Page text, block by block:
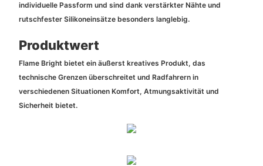
individuelle Passform und sind dank verstärkter Nähte und
rutschfester Silikoneinsätze besonders langlebig.
Produktwert
Flame Bright bietet ein äußerst kreatives Produkt, das
technische Grenzen überschreitet und Radfahrern in
verschiedenen Situationen Komfort, Atmungsaktivität und
Sicherheit bietet.